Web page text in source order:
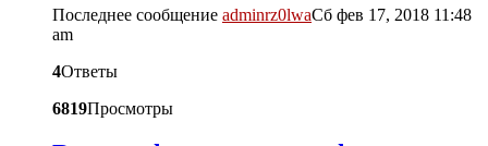
Последнее сообщение adminrz0lwaСб фев 17, 2018 11:48
am
4Ответы
6819Просмотры